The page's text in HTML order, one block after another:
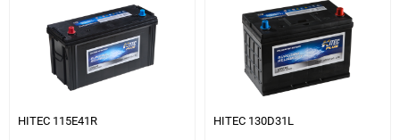
HITEC 115E41R HITEC 130D31L